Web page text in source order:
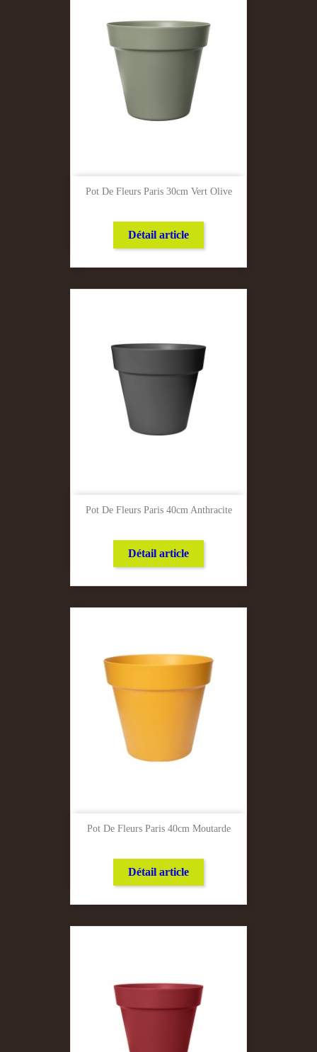
Pot De Fleurs Paris 30cm Vert Olive
Détail article
Pot De Fleurs Paris 40cm Anthracite
Détail article
Pot De Fleurs Paris 40cm Moutarde
Détail article